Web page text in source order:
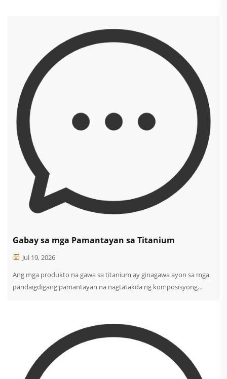
Gabay sa mga Pamantayan sa Titanium
Jul 19, 2026
Ang mga produkto na gawa sa titanium ay ginagawa ayon sa mga
pandaigdigang pamantayan na nagtatakda ng komposisyong
ASTM B265 ay sumasaklaw sa mga sheet, plato, at strip na gawa sa
titanium. Ang ASTM B348 ay sumasaklaw sa mga bar at...